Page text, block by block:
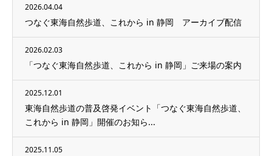
2026.04.04
つなぐ東海自然歩道、これから in 静岡 アーカイブ配信
2026.02.03
「つなぐ東海自然歩道、これから in 静岡」ご来場の案内
2025.12.01
東海自然歩道の普及啓発イベント「つなぐ東海自然歩道、
これから in 静岡」開催のお知ら...
2025.11.05